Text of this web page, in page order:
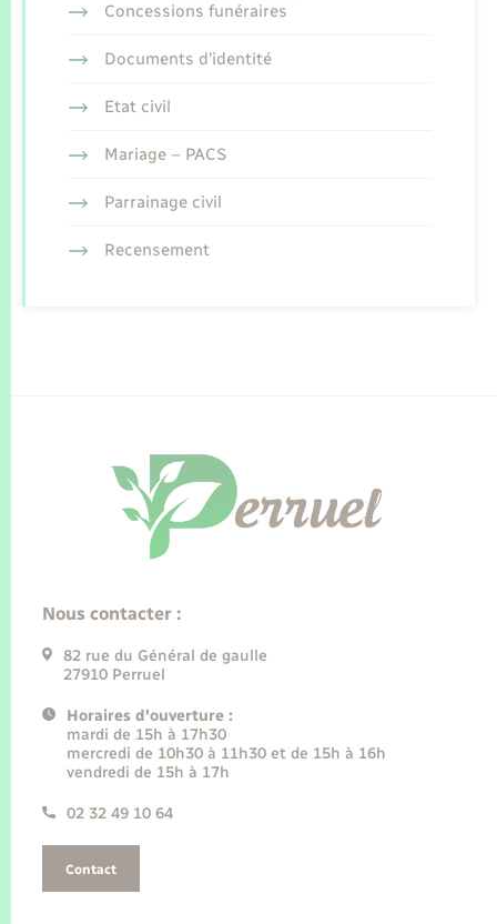
Concessions funéraires
Documents d’identité
Etat civil
Mariage – PACS
Parrainage civil
Recensement
Nous contacter :
82 rue du Général de gaulle
27910 Perruel
Horaires d'ouverture :
mardi de 15h à 17h30
mercredi de 10h30 à 11h30 et de 15h à 16h
vendredi de 15h à 17h
02 32 49 10 64
Contact